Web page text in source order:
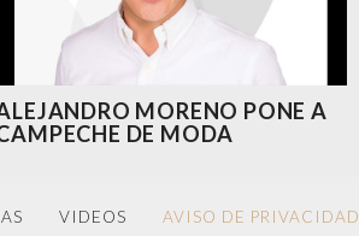
MORENO PONE A
DE MODA
VIDEOS AVISO DE PRIVACIDAD